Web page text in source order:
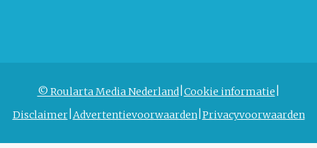
© Roularta Media Nederland Cookie informatie
Disclaimer Advertentievoorwaarden Privacyvoorwaarden